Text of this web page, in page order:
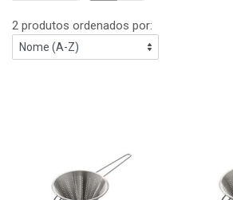
2 produtos ordenados por: